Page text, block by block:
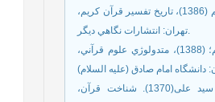
فتح اللهي، ابراهيم (1386)، تاريخ تفسير قرآن کريم،
تهران: انتشارات نگاهي ديگر.
فتح الهي، ابراهيم؛ (1388)، متدولوژي علوم قرآني،
کمالی دزفولی، سید علی(1370). شناخت قرآن،